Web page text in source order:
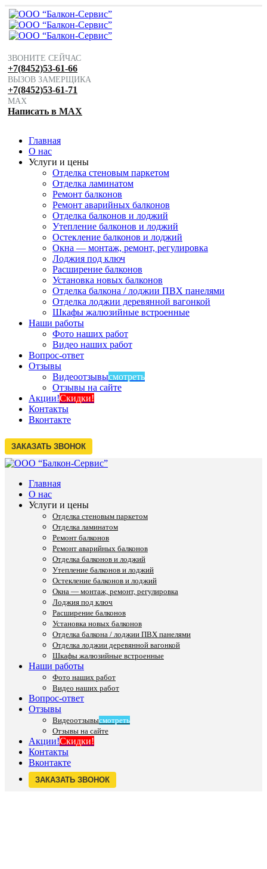
ЗВОНИТЕ СЕЙЧАС
+7(8452)53-61-66
ВЫЗОВ ЗАМЕРЩИКА
+7(8452)53-61-71
MAX
Написать в MAX
Главная
О нас
Услуги и цены
Отделка стеновым паркетом
Отделка ламинатом
Ремонт балконов
Ремонт аварийных балконов
Отделка балконов и лоджий
Утепление балконов и лоджий
Остекление балконов и лоджий
Окна — монтаж, ремонт, регулировка
Лоджия под ключ
Расширение балконов
Установка новых балконов
Отделка балкона / лоджии ПВХ панелями
Отделка лоджии деревянной вагонкой
Шкафы жалюзийные встроенные
Наши работы
Фото наших работ
Видео наших работ
Вопрос-ответ
Отзывы
Видеоотзывысмотреть
Отзывы на сайте
Акции!Скидки!
Контакты
Вконтакте
Главная
О нас
Услуги и цены
Отделка стеновым паркетом
Отделка ламинатом
Ремонт балконов
Ремонт аварийных балконов
Отделка балконов и лоджий
Утепление балконов и лоджий
Остекление балконов и лоджий
Окна — монтаж, ремонт, регулировка
Лоджия под ключ
Расширение балконов
Установка новых балконов
Отделка балкона / лоджии ПВХ панелями
Отделка лоджии деревянной вагонкой
Шкафы жалюзийные встроенные
Наши работы
Фото наших работ
Видео наших работ
Вопрос-ответ
Отзывы
Видеоотзывысмотреть
Отзывы на сайте
Акции!Скидки!
Контакты
Вконтакте